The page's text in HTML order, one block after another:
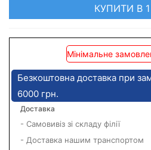
КУПИТИ В 1
Мінімальне
Безкоштовна доставка при
6000 грн.
Доставка
- Самовивіз зі складу філії
- Доставка нашим транспортом